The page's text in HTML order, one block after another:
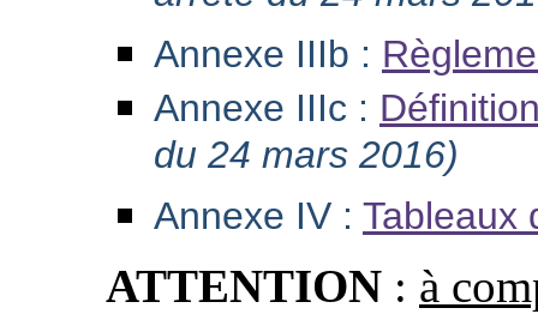
Annexe IIIb :
Annexe IIIc :
du 24 mars 2016)
Annexe IV : Tableaux
ATTENTION : à